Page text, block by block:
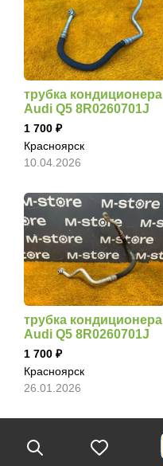
трубка кондиционера
Audi Q5 8R0260701J
1 700
Красноярск
10.04.2026
трубка кондиционера
Audi Q5 8R0260701J
1 700
Красноярск
26.01.2026